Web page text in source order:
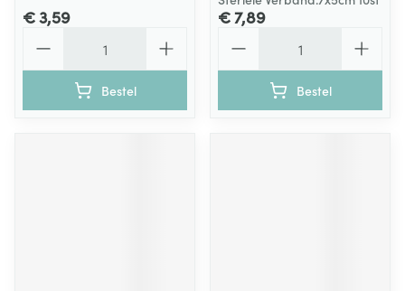
€ 3,59
Bestel
€ 7,89
Bestel